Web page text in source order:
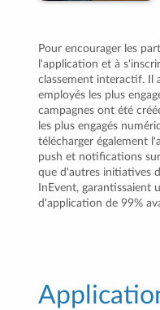
Pour encourager les
l'application et à
classement interactif. Il
employés les plus
campagnes ont été
les plus engagés
télécharger également
push et notifications
que d'autres initiatives
InEvent, garantissaient
d'application de 99%